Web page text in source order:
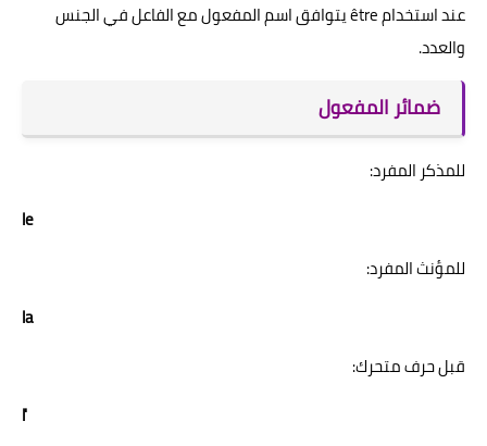
عند استخدام être يتوافق اسم المفعول مع الفاعل في الجنس
والعدد.
ضمائر المفعول
للمذكر المفرد:
le
للمؤنث المفرد:
la
قبل حرف متحرك:
l'